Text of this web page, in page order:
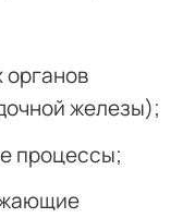
органов
железы);
процессы;